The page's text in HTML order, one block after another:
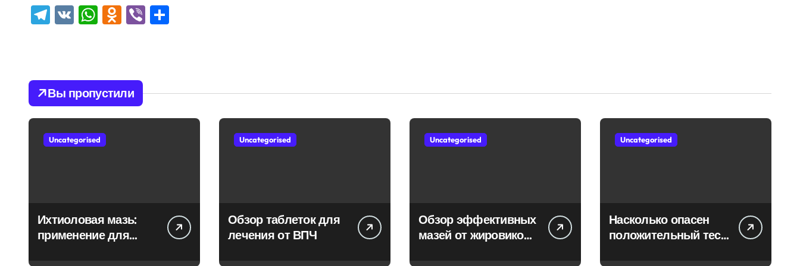
Telegram
VK WhatsApp
Odnoklassniki
Viber
Вы пропустили
Uncategorised
Ихтиоловая мазь:
применение для
Uncategorised
Обзор таблеток для
лечения от ВПЧ
Uncategorised
Обзор эффективных
мазей от жировиков
Uncategorised
Насколько опасен
положительный тест